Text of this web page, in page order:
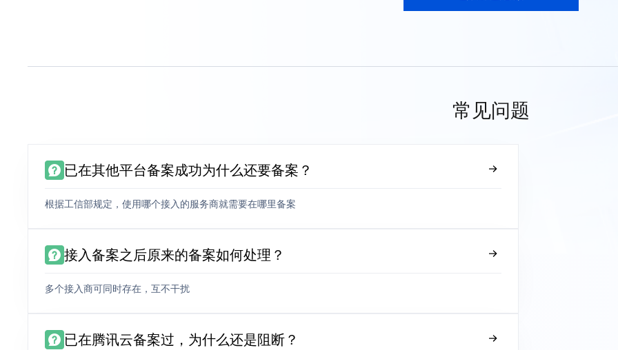
常见问题
已在其他平台备案成功为什么还要备案？
根据工信部规定，使用哪个接入的服务商就需要在哪里备案
接入备案之后原来的备案如何处理？
多个接入商可同时存在，互不干扰
已在腾讯云备案过，为什么还是阻断？